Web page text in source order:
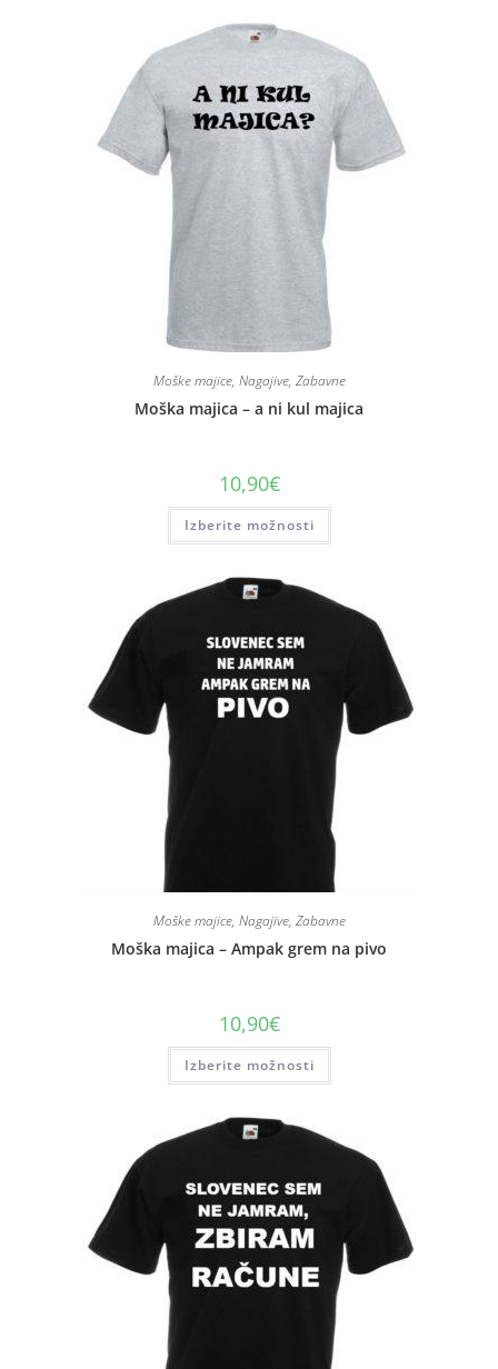
Moške majice, Nagajive, Zabavne
Moška majica – a ni kul majica
10,90€
Izberite možnosti
Moške majice, Nagajive, Zabavne
Moška majica – Ampak grem na pivo
10,90€
Izberite možnosti